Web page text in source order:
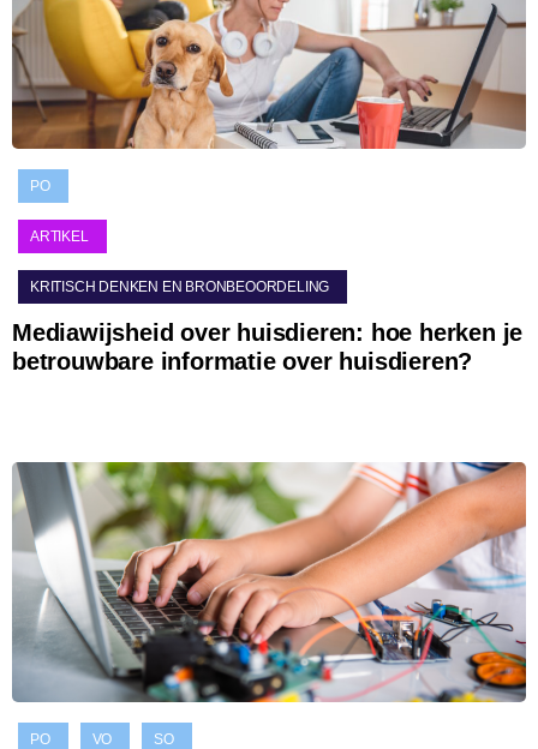
PO
ARTIKEL
KRITISCH DENKEN EN BRONBEOORDELING
Mediawijsheid over huisdieren: hoe herken je
betrouwbare informatie over huisdieren?
PO VO SO